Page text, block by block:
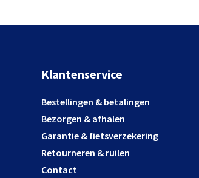
Klantenservice
Bestellingen & betalingen
Bezorgen & afhalen
Garantie & fietsverzekering
Retourneren & ruilen
Contact